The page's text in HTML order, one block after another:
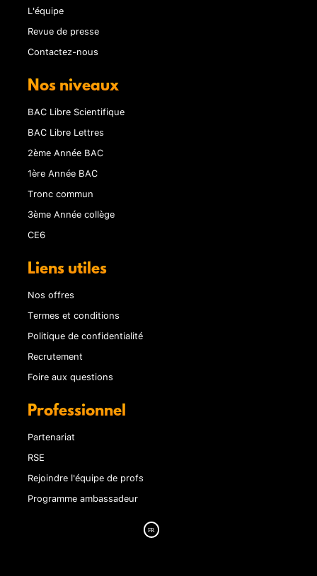
L'équipe
Revue de presse
Contactez-nous
Nos niveaux
BAC Libre Scientifique
BAC Libre Lettres
2ème Année BAC
1ère Année BAC
Tronc commun
3ème Année collège
CE6
Liens utiles
Nos offres
Termes et conditions
Politique de confidentialité
Recrutement
Foire aux questions
Professionnel
Partenariat
RSE
Rejoindre l'équipe de profs
Programme ambassadeur